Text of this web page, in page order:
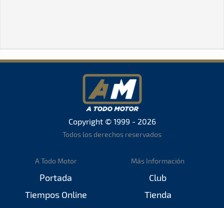
Copyright © 1999 - 2026
Todos los derechos reservados
A Todo Motor
Portada
Tiempos Online
Más Información
Club
Tienda